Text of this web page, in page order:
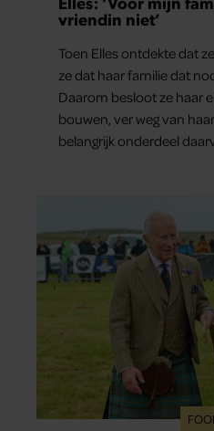
vriendin niet’
Toen Elles ontdekte dat
ze dat haar familie dat
Daarom besloot ze haar
bouwen, ver weg van
belangrijk onderdeel